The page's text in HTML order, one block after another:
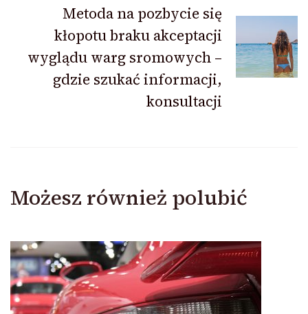
Metoda na pozbycie się
kłopotu braku akceptacji
wyglądu warg sromowych –
gdzie szukać informacji,
konsultacji
Możesz również polubić